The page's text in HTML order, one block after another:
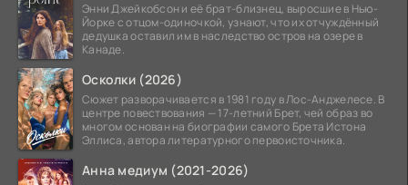
Энни Джейкобсон и её брат-близнец, выросшие в Нью-
Йорке с отцом-одиночкой, узнают, что их отчуждённый
дедушка оставил им в наследство остров на озере в
Канаде.
Осколки (2026)
Сюжет разворачивается в 1981 году в Лос-Анджелесе. В
центре повествования — 17-летний Брет, чей образ во
многом основан на биографии самого Брета Истона
Эллиса, автора литературного первоисточника.
Анна медиум (2021-2026)